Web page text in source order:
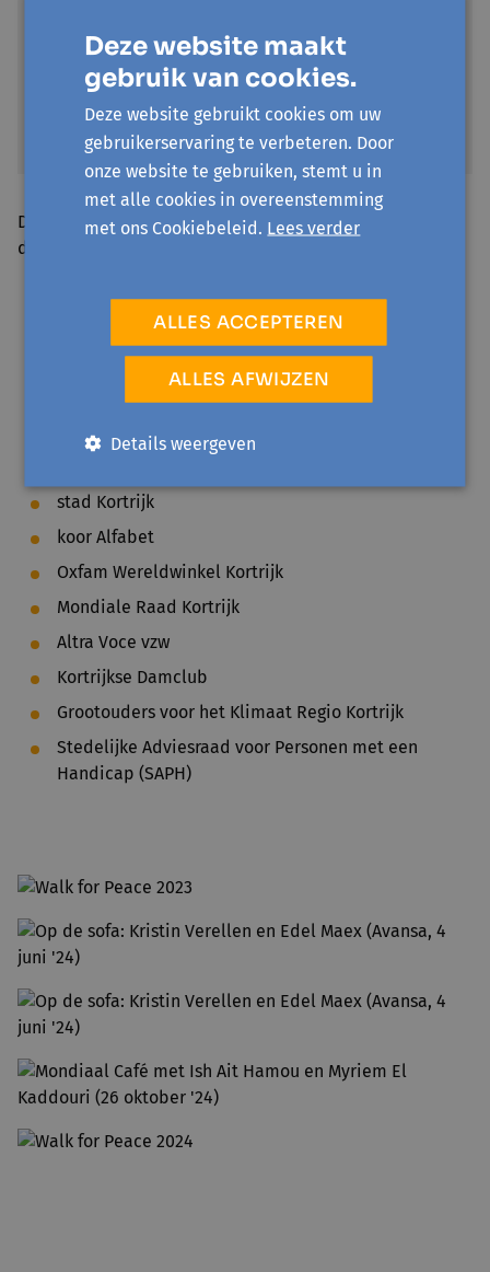
Deze organisaties en initiatieven onderschreven al de
doelstellingen van Kortrijk voor Vrede:
Vredescomité Kortrijk
Unie der Zorgelozen
Werkgroep Kohesie
stad Kortrijk
koor Alfabet
Oxfam Wereldwinkel Kortrijk
Mondiale Raad Kortrijk
Altra Voce vzw
Kortrijkse Damclub
Grootouders voor het Klimaat Regio Kortrijk
Stedelijke Adviesraad voor Personen met een
Handicap (SAPH)
Deze website maakt
gebruik van cookies.
Deze website gebruikt cookies om uw
gebruikerservaring te verbeteren. Door
onze website te gebruiken, stemt u in
met alle cookies in overeenstemming
met ons Cookiebeleid. Lees verder
ALLES ACCEPTEREN
ALLES AFWIJZEN
Details weergeven